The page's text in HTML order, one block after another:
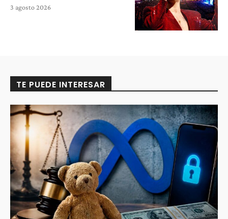
3 agosto 2026
TE PUEDE INTERESAR